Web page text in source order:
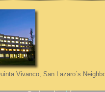
Vivanco, San Lazaro´s